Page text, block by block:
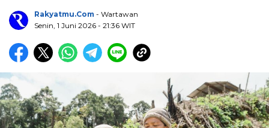
Rakyatmu.com - Wartawan
Senin, 1 Juni 2026 - 21:36 WIT